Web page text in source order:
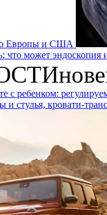
Европы и США
может эндоскопия
и стулья, кровати-